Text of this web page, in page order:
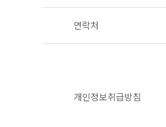
연락처
개인정보취급방침